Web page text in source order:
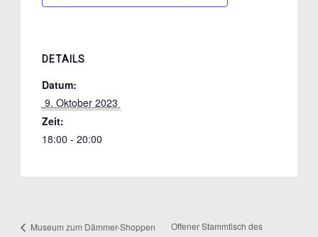
DETAILS
Datum:
9. Oktober 2023
Zeit:
18:00 - 20:00
Museum zum Dämmer-Shoppen
Offener Stammtisch des